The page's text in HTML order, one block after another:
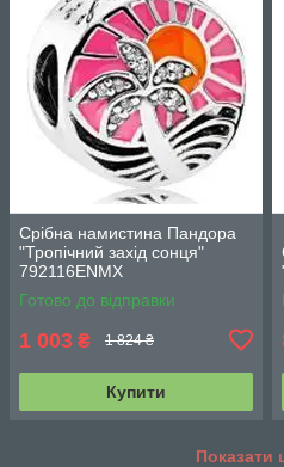
Срібна намистина Пандора
"Тропічний захід сонця"
792116ENMX
Готово до відправки
1 003 ₴ 1 824 ₴
Купити
Показати